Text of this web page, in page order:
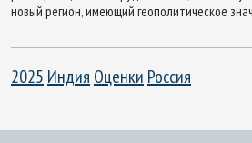
новый регион, имеющий геополитическое
2025 Индия Оценки Россия